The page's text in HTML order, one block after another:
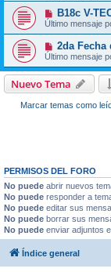
B18c V-
Último mensaje
2da Fecha
Último mensaje
Nuevo Tema
Marcar temas como
PERMISOS DEL FORO
No puede abrir nuevos
No puede responder a
No puede editar sus
No puede borrar sus
No puede enviar adjuntos
Índice general